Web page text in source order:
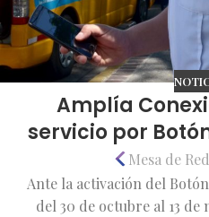
Amplía
servicio por
Mesa de
Ante la activación del
del 30 de octubre al 13